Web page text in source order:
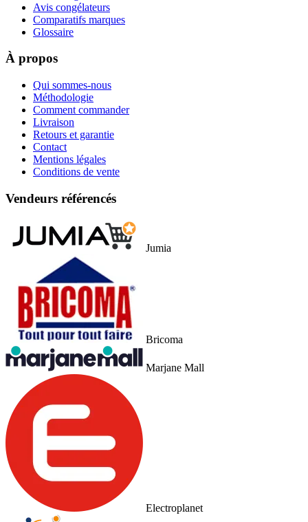
Avis congélateurs
Comparatifs marques
Glossaire
À propos
Qui sommes-nous
Méthodologie
Comment commander
Livraison
Retours et garantie
Contact
Mentions légales
Conditions de vente
Vendeurs référencés
Jumia
Bricoma
Marjane Mall
Electroplanet